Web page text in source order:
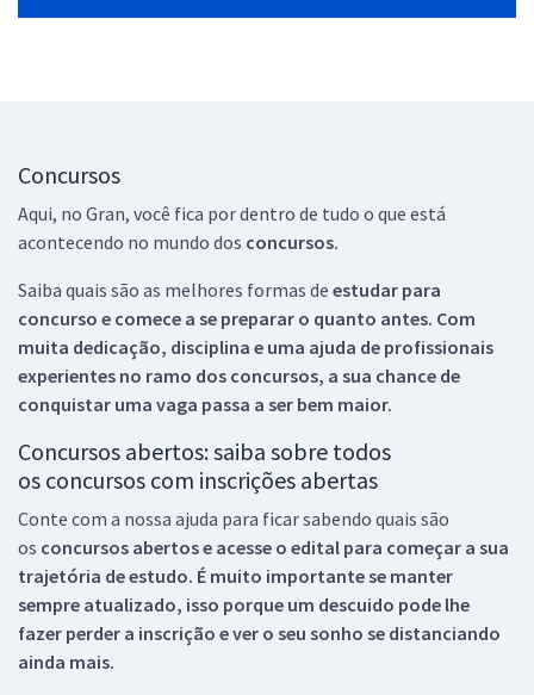
Concursos
Aqui, no Gran, você fica por dentro de tudo o que está
acontecendo no mundo dos concursos.
Saiba quais são as melhores formas de estudar para
concurso e comece a se preparar o quanto antes. Com
muita dedicação, disciplina e uma ajuda de profissionais
experientes no ramo dos concursos, a sua chance de
conquistar uma vaga passa a ser bem maior.
Concursos abertos: saiba sobre todos
os concursos com inscrições abertas
Conte com a nossa ajuda para ficar sabendo quais são
os concursos abertos e acesse o edital para começar a sua
trajetória de estudo. É muito importante se manter
sempre atualizado, isso porque um descuido pode lhe
fazer perder a inscrição e ver o seu sonho se distanciando
ainda mais.